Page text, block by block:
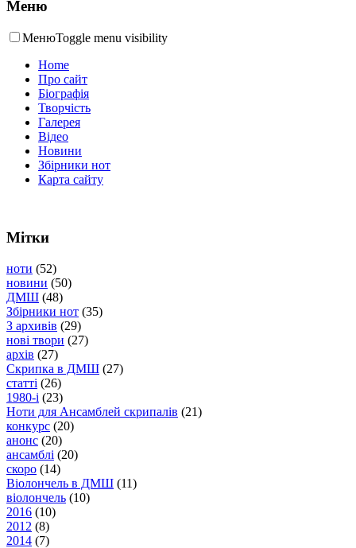
Меню
МенюToggle menu visibility
Home
Про сайт
Біографія
Творчість
Галерея
Відео
Новини
Збірники нот
Карта сайту
Мітки
ноти (52)
новини (50)
ДМШ (48)
Збірники нот (35)
З архивів (29)
нові твори (27)
архів (27)
Скрипка в ДМШ (27)
статті (26)
1980-і (23)
Ноти для Ансамблей скрипалів (21)
конкурс (20)
анонс (20)
ансамблі (20)
скоро (14)
Віолончель в ДМШ (11)
віолончель (10)
2016 (10)
2012 (8)
2014 (7)